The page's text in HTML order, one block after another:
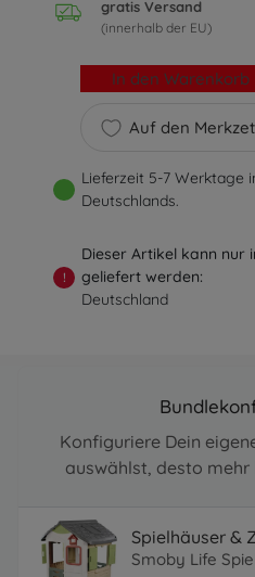
gratis Versand
(innerhalb der EU)
Auf den
In den Warenkorb
Lieferzeit 5-7 Werktage
Deutschlands.
!
Dieser Artikel kann nur
geliefert werden:
Deutschland
Konfiguriere Dein
auswählst, desto mehr
Spielhäuser &
Smoby Life